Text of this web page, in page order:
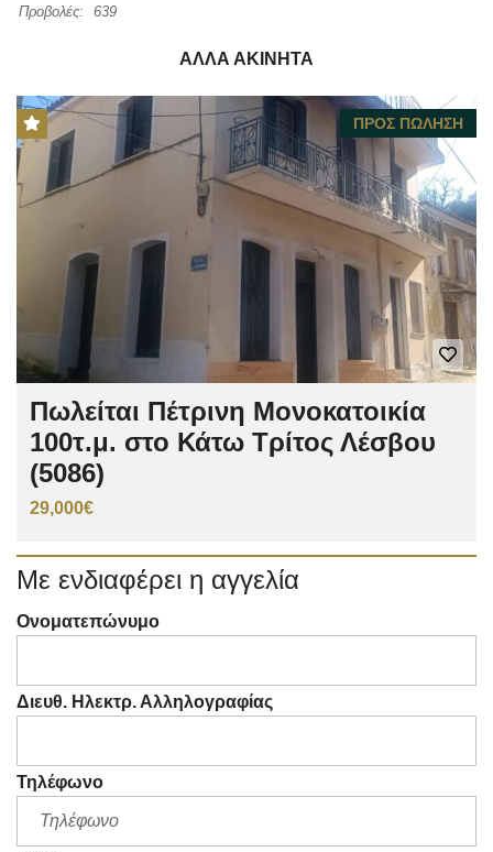
Προβολές:
639
ΆΛΛΑ ΑΚΊΝΗΤΑ
ΠΡΟΣ ΠΏΛΗΣΗ
Πωλείται Πέτρινη Μονοκατοικία
100τ.μ. στο Κάτω Τρίτος Λέσβου
(5086)
29,000€
Με ενδιαφέρει η αγγελία
Ονοματεπώνυμο
Διευθ. Ηλεκτρ. Αλληλογραφίας
Τηλέφωνο